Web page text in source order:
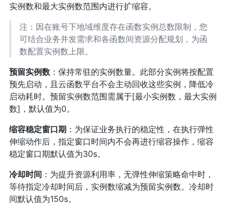
实例数和最大实例数范围内进行扩缩容。
注：因在账号下地域维度存在函数实例总数限制，您
可结合业务并发需求和各函数间资源分配规划，为函
数配置实例数上限。
预留实例数：保持常驻的实例数量。此部分实例将按配置
预先启动，且云函数平台不会主动回收这些实例，降低冷
启动耗时。预留实例数范围需属于[最小实例数，最大实例
数]，默认值为0。
缩容稳定窗口期：为保证业务执行的稳定性，在执行弹性
伸缩动作后，指定窗口时间内不会再进行缩容操作，缩容
稳定窗口期默认值为30s。
冷却时间 ：为提升资源利用率，无弹性伸缩策略命中时，
等待指定冷却时间后，实例数缩减为预留实例数。冷却时
间默认值为150s。